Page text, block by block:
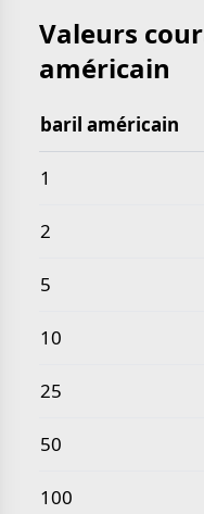
Valeurs
américain
Valeurs
baril américain
1
2
5
10
25
50
100